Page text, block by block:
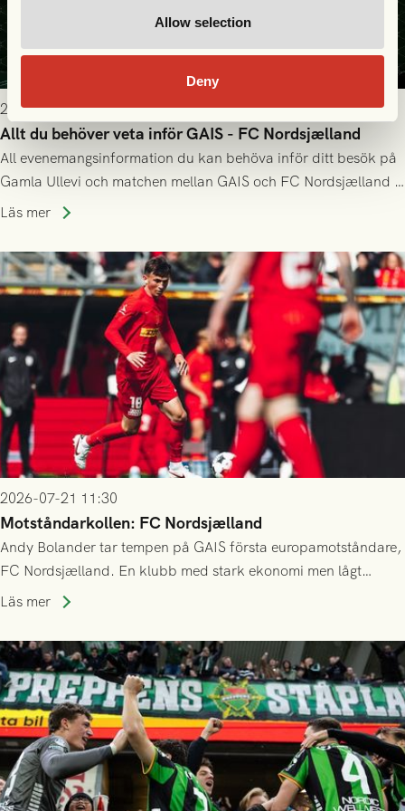
Allow selection
Deny
2026-07-22 9:00
Allt du behöver veta inför GAIS - FC Nordsjælland
All evenemangsinformation du kan behöva inför ditt besök på
Gamla Ullevi och matchen mellan GAIS och FC Nordsjælland i
kvalet till Conference League! Avspark kl 19.00 på torsdag
Läs mer
2026-07-21 11:30
Motståndarkollen: FC Nordsjælland
Andy Bolander tar tempen på GAIS första europamotståndare,
FC Nordsjælland. En klubb med stark ekonomi men lågt
publiksnitt, ett lag med både kollektiv styrka och individuell
Läs mer